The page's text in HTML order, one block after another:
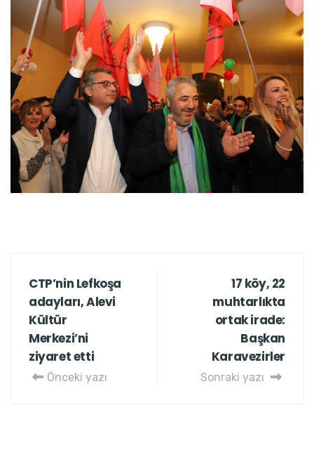
CTP’nin Lefkoşa
adayları, Alevi
Kültür
Merkezi’ni
ziyaret etti
Önceki yazı
17 köy, 22
muhtarlıkta
ortak irade:
Başkan
Karavezirler
Sonraki yazı